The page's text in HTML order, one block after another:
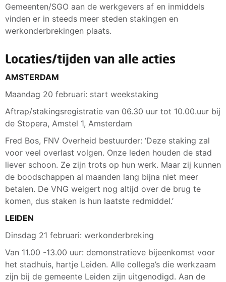
Gemeenten/SGO aan de werkgevers af en inmiddels
vinden er in steeds meer steden stakingen en
werkonderbrekingen plaats.
Locaties/tijden van alle acties
AMSTERDAM
Maandag 20 februari: start weekstaking
Aftrap/stakingsregistratie van 06.30 uur tot 10.00.uur bij
de Stopera, Amstel 1, Amsterdam
Fred Bos, FNV Overheid bestuurder: ‘Deze staking zal
voor veel overlast volgen. Onze leden houden de stad
liever schoon. Ze zijn trots op hun werk. Maar zij kunnen
de boodschappen al maanden lang bijna niet meer
betalen. De VNG weigert nog altijd over de brug te
komen, dus staken is hun laatste redmiddel.’
LEIDEN
Dinsdag 21 februari: werkonderbreking
Van 11.00 -13.00 uur: demonstratieve bijeenkomst voor
het stadhuis, hartje Leiden. Alle collega’s die werkzaam
zijn bij de gemeente Leiden zijn uitgenodigd. Aan de